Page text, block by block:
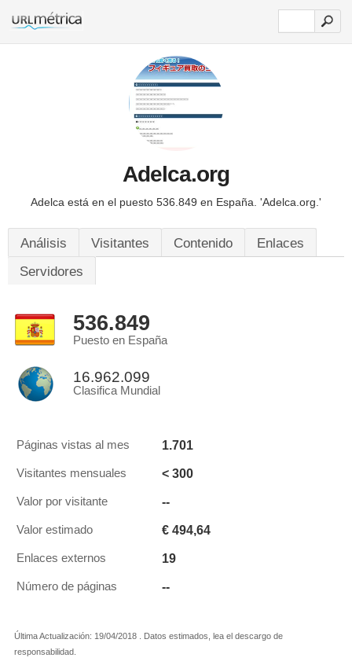
Adelca.org
Adelca está en el puesto 536.849 en España. 'Adelca.org.'
Análisis Visitantes Contenido
Enlaces
Servidores
536.849
Puesto en España
16.962.099
Clasifica Mundial
Páginas vistas al mes 1.701
Visitantes mensuales < 300
Valor por visitante --
Valor estimado € 494,64
Enlaces externos 19
Número de páginas --
Última Actualización: 19/04/2018 . Datos estimados, lea el descargo de
responsabilidad.